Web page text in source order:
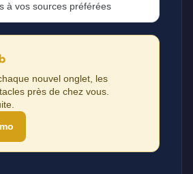
à vos sources préférées
nouvel onglet, les
près de chez vous.